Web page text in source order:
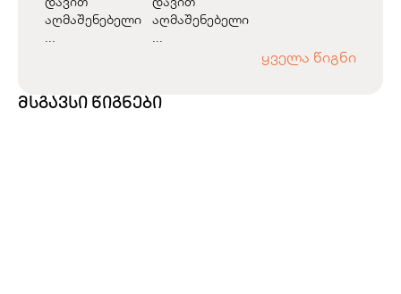
აღმაშენებელი
...
აღმაშენებელი
...
ყველა წიგნი
მსგავსი წიგნები